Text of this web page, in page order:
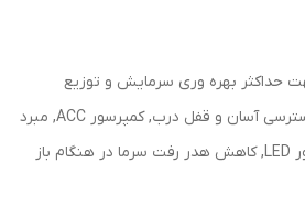
حداكثر بهره وری سرمايش و توزيع
يكنواخت سرما در كابين, دسترسی آسان و قفل درب, كمپرسور ACC, مبرد
دوست دار محیط زیست, نور LED, کاهش هدر رفت سرما در هنگام باز